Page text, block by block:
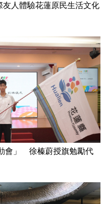
人體驗花蓮原民生活文化
會」 徐榛蔚授旗勉勵代